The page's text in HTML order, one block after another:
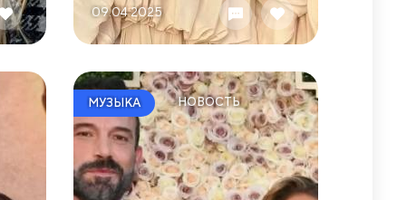
09.04 2025
МУЗЫКА НОВОСТЬ